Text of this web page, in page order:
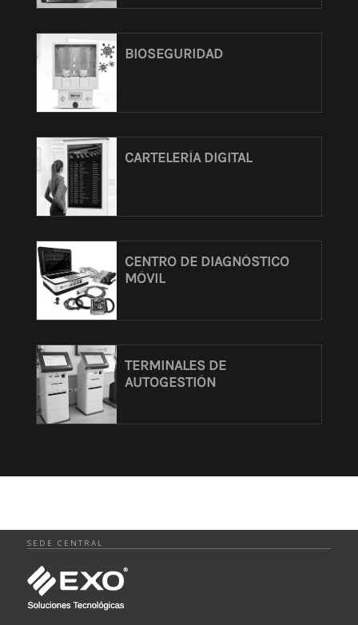
BIOSEGURIDAD
CARTELERÍA DIGITAL
CENTRO DE DIAGNÓSTICO
MÓVIL
TERMINALES DE
AUTOGESTIÓN
SEDE CENTRAL